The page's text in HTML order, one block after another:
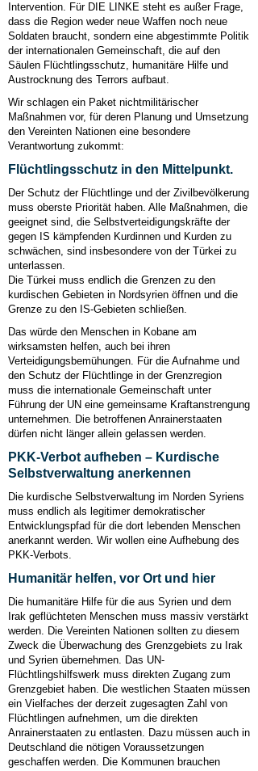
Intervention. Für DIE LINKE steht es außer Frage,
dass die Region weder neue Waffen noch neue
Soldaten braucht, sondern eine abgestimmte Politik
der internationalen Gemeinschaft, die auf den
Säulen Flüchtlingsschutz, humanitäre Hilfe und
Austrocknung des Terrors aufbaut.
Wir schlagen ein Paket nichtmilitärischer
Maßnahmen vor, für deren Planung und Umsetzung
den Vereinten Nationen eine besondere
Verantwortung zukommt:
Flüchtlingsschutz in den Mittelpunkt.
Der Schutz der Flüchtlinge und der Zivilbevölkerung
muss oberste Priorität haben. Alle Maßnahmen, die
geeignet sind, die Selbstverteidigungskräfte der
gegen IS kämpfenden Kurdinnen und Kurden zu
schwächen, sind insbesondere von der Türkei zu
unterlassen.
Die Türkei muss endlich die Grenzen zu den
kurdischen Gebieten in Nordsyrien öffnen und die
Grenze zu den IS-Gebieten schließen.
Das würde den Menschen in Kobane am
wirksamsten helfen, auch bei ihren
Verteidigungsbemühungen. Für die Aufnahme und
den Schutz der Flüchtlinge in der Grenzregion
muss die internationale Gemeinschaft unter
Führung der UN eine gemeinsame Kraftanstrengung
unternehmen. Die betroffenen Anrainerstaaten
dürfen nicht länger allein gelassen werden.
PKK-Verbot aufheben – Kurdische
Selbstverwaltung anerkennen
Die kurdische Selbstverwaltung im Norden Syriens
muss endlich als legitimer demokratischer
Entwicklungspfad für die dort lebenden Menschen
anerkannt werden. Wir wollen eine Aufhebung des
PKK-Verbots.
Humanitär helfen, vor Ort und hier
Die humanitäre Hilfe für die aus Syrien und dem
Irak geflüchteten Menschen muss massiv verstärkt
werden. Die Vereinten Nationen sollten zu diesem
Zweck die Überwachung des Grenzgebiets zu Irak
und Syrien übernehmen. Das UN-
Flüchtlingshilfswerk muss direkten Zugang zum
Grenzgebiet haben. Die westlichen Staaten müssen
ein Vielfaches der derzeit zugesagten Zahl von
Flüchtlingen aufnehmen, um die direkten
Anrainerstaaten zu entlasten. Dazu müssen auch in
Deutschland die nötigen Voraussetzungen
geschaffen werden. Die Kommunen brauchen